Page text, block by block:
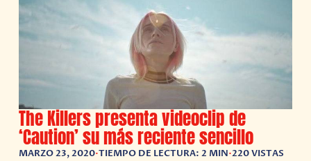
The Killers presenta videoclip de
‘Caution’ su más reciente sencillo
MARZO 23, 2020•TIEMPO DE LECTURA: 2 MIN•220 VISTAS